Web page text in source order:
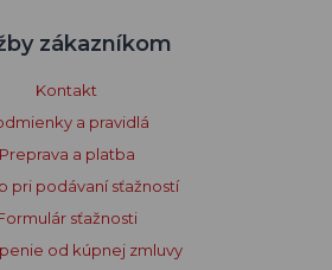
zákazníkom
Kontakt
a pravidlá
Preprava a platba
pri podávaní sťažností
sťažnosti
od kúpnej zmluvy